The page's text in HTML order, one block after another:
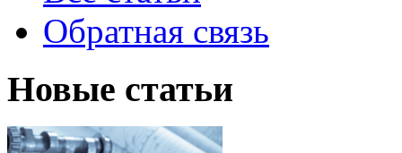
Обратная связь
Новые статьи